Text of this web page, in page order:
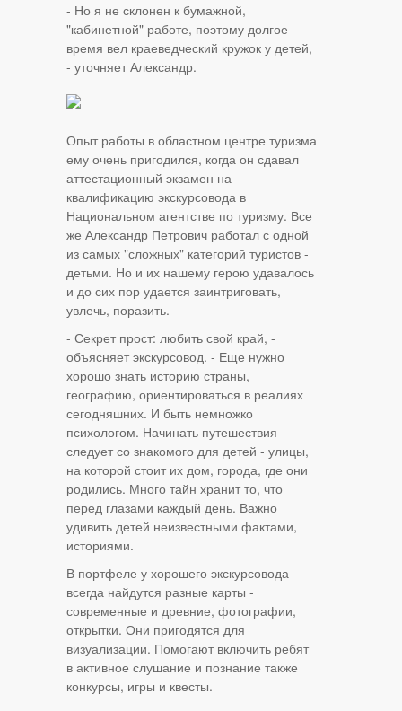
- Но я не склонен к бумажной,
"кабинетной" работе, поэтому долгое
время вел краеведческий кружок у детей,
- уточняет Александр.
Опыт работы в областном центре туризма
ему очень пригодился, когда он сдавал
аттестационный экзамен на
квалификацию экскурсовода в
Национальном агентстве по туризму. Все
же Александр Петрович работал с одной
из самых "сложных" категорий туристов -
детьми. Но и их нашему герою удавалось
и до сих пор удается заинтриговать,
увлечь, поразить.
- Секрет прост: любить свой край, -
объясняет экскурсовод. - Еще нужно
хорошо знать историю страны,
географию, ориентироваться в реалиях
сегодняшних. И быть немножко
психологом. Начинать путешествия
следует со знакомого для детей - улицы,
на которой стоит их дом, города, где они
родились. Много тайн хранит то, что
перед глазами каждый день. Важно
удивить детей неизвестными фактами,
историями.
В портфеле у хорошего экскурсовода
всегда найдутся разные карты -
современные и древние, фотографии,
открытки. Они пригодятся для
визуализации. Помогают включить ребят
в активное слушание и познание также
конкурсы, игры и квесты.